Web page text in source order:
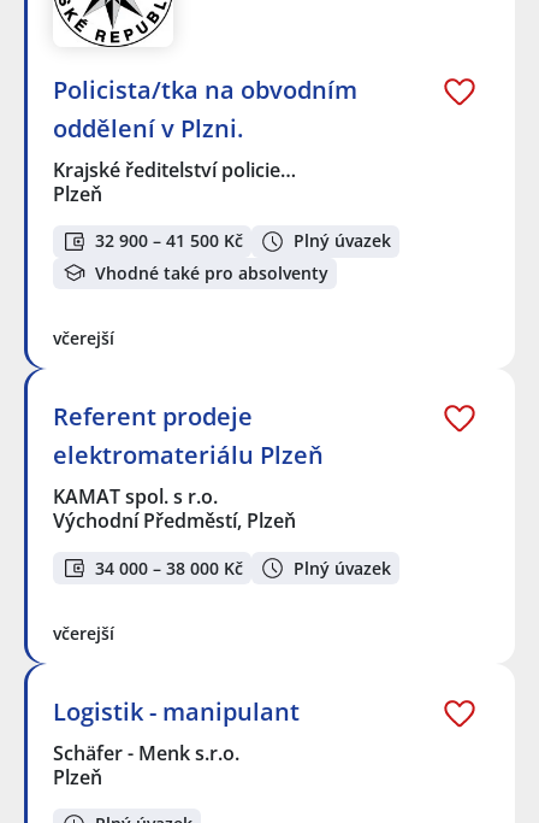
Policista/tka na obvodním
oddělení v Plzni.
Krajské ředitelství policie…
Plzeň
32 900 – 41 500 Kč
Plný úvazek
Vhodné také pro absolventy
včerejší
Referent prodeje
elektromateriálu Plzeň
KAMAT spol. s r.o.
Východní Předměstí, Plzeň
34 000 – 38 000 Kč Plný úvazek
včerejší
Logistik - manipulant
Schäfer - Menk s.r.o.
Plzeň